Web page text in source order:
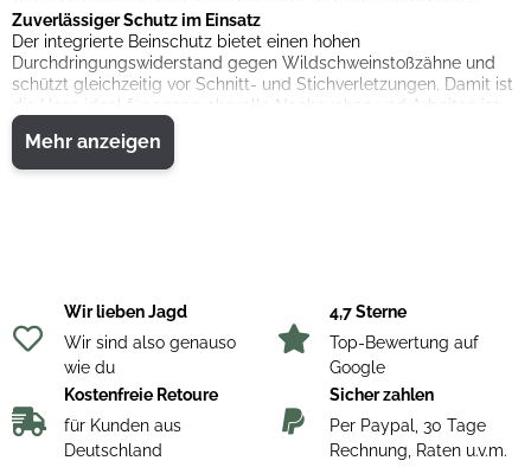
Zuverlässiger Schutz im Einsatz
Der integrierte Beinschutz bietet einen hohen
Durchdringungswiderstand gegen Wildschweinstoßzähne und
schützt gleichzeitig vor Schnitt- und Stichverletzungen. Damit ist
die Hose ideal für anspruchsvolle Nachsuchen und Arbeiten im
dichten Unterholz geeignet.
Extrem strapazierfähige Materialien
Gürtelschlaufen sorgen für einen sicheren und bequemen Sitz.
Zwei Reißverschlusstaschen auf Handhöhe bieten praktischen
Stauraum. Der abnehmbare Beinschutz mit Haken ermöglicht
Eigenschaften:
• Sauenschutzhose für Nachsuche und Jagdhundeführer
• Durchstichhemmender Beinschutz gegen Schwarzwild
Mehr anzeigen
Wir lieben Jagd
Wir sind also genauso
wie du
4,7 Sterne
Top-Bewertung auf
Google
Kostenfreie Retoure
für Kunden aus
Deutschland
Sicher zahlen
Per Paypal, 30 Tage
Rechnung, Raten u.v.m.